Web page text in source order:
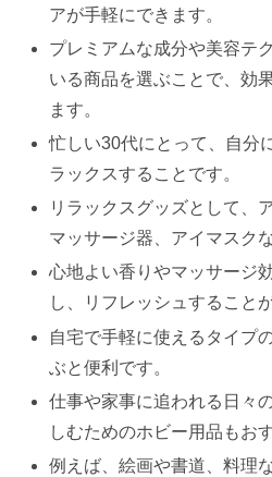
アが手軽にできます。
プレミアムな成分や美容テ
いる商品を選ぶことで、効
ます。
忙しい30代にとって、自分
ラックスすることです。
リラックスグッズとして、
マッサージ器、アイマスク
心地よい香りやマッサージ
し、リフレッシュすること
自宅で手軽に使えるタイプ
ぶと便利です。
仕事や家事に追われる日々
しむためのホビー用品もお
例えば、絵画や書道、料理